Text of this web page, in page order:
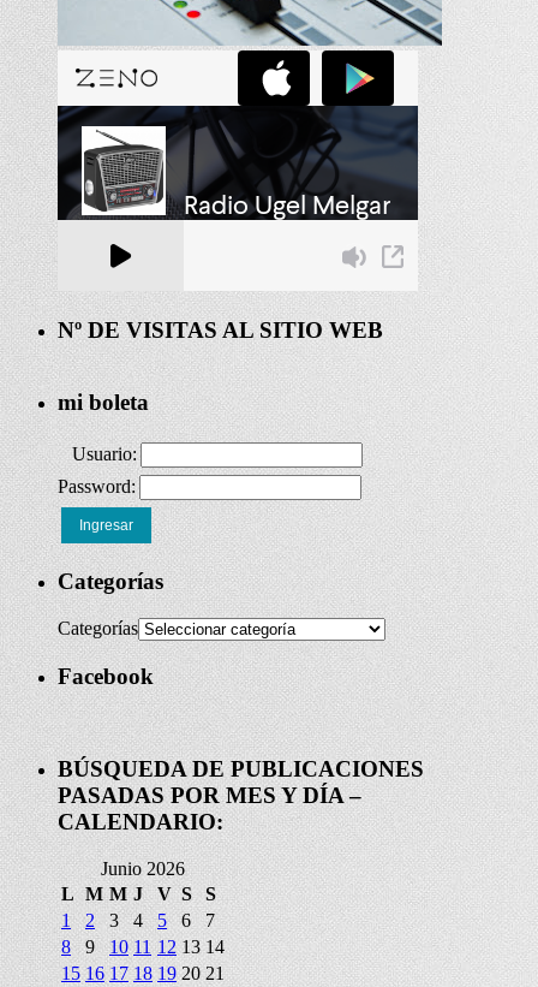
Nº DE VISITAS AL SITIO WEB
mi boleta
Usuario:
Password:
Ingresar
Categorías
Categorías
Facebook
BÚSQUEDA DE PUBLICACIONES
PASADAS POR MES Y DÍA –
CALENDARIO:
Junio 2026
L M M J V S S
1 2 3 4 5 6
7
8
9 10 11 12 13 14
15 16 17 18 19 20 21